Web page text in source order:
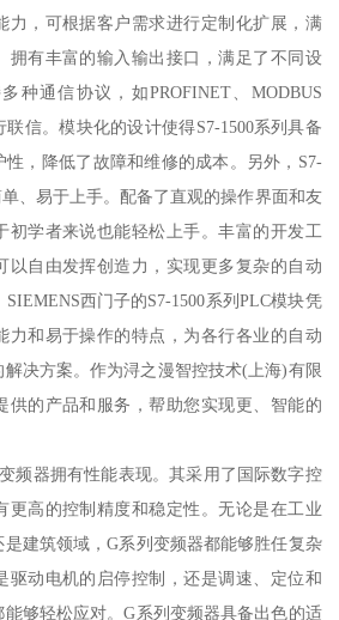
力，可根据客户需求进行定制化扩展，满
拥有丰富的输入输出接口，满足了不同设
种通信协议，如PROFINET、MODBUS
信。模块化的设计使得S7-1500系列具备
，降低了故障和维修的成本。另外，S7-
、易于上手。配备了直观的操作界面和友
初学者来说也能轻松上手。丰富的开发工
以自由发挥创造力，实现更多复杂的自动
西门子的S7-1500系列PLC模块凭
力和易于操作的特点，为各行各业的自动
决方案。作为浔之漫智控技术(上海)有限
供的产品和服务，帮助您实现更、智能的
拥有性能表现。其采用了国际数字控
更高的控制精度和稳定性。无论是在工业
建筑领域，G系列变频器都能够胜任复杂
驱动电机的启停控制，还是调速、定位和
够轻松应对。G系列变频器具备出色的适